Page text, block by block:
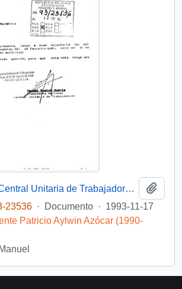
[Mensaje de la Central Unitaria de Trabajadores dirigido al Jefe de Gabinete Presidencial, mediante el cual adjunta solicitud del Sindicato de Estibadores N° 1 de Penco-Lirquén]
23536 · Documento · 1993-11-17
Patricio Aylwin Azócar (1990-